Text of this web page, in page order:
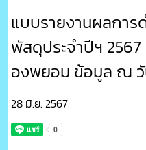
แบบรายงานผลการ
พัสดุประจำปีฯ
องพยอม ข้อมูล ณ วั
28 มิ.ย. 2567